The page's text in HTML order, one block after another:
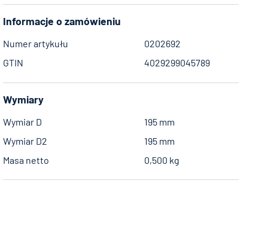
Informacje o zamówieniu
Numer artykułu
0202692
GTIN
4029299045789
Wymiary
Wymiar D
195 mm
Wymiar D2
195 mm
Masa netto
0,500 kg